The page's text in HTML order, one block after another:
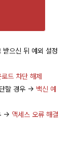
받으신 뒤 예외 설정
로드 차단 해제
할 경우 → 백신 예
→ 액세스 오류 해결